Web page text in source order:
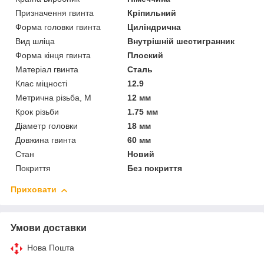
Призначення гвинта
Кріпильний
Форма головки гвинта
Циліндрична
Вид шліца
Внутрішній шестигранник
Форма кінця гвинта
Плоский
Матеріал гвинта
Сталь
Клас міцності
12.9
Метрична різьба, М
12 мм
Крок різьби
1.75 мм
Діаметр головки
18 мм
Довжина гвинта
60 мм
Стан
Новий
Покриття
Без покриття
Приховати
Умови доставки
Нова Пошта